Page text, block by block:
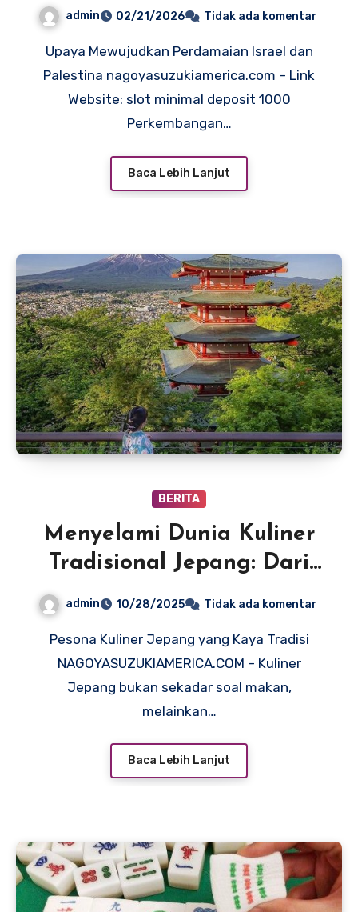
admin 02/21/2026 Tidak ada komentar
Upaya Mewujudkan Perdamaian Israel dan
Palestina nagoyasuzukiamerica.com – Link
Website: slot minimal deposit 1000
Perkembangan…
Baca Lebih Lanjut
BERITA
Menyelami Dunia Kuliner
Tradisional Jepang: Dari
admin 10/28/2025 Tidak ada komentar
Pesona Kuliner Jepang yang Kaya Tradisi
NAGOYASUZUKIAMERICA.COM – Kuliner
Jepang bukan sekadar soal makan,
melainkan…
Baca Lebih Lanjut